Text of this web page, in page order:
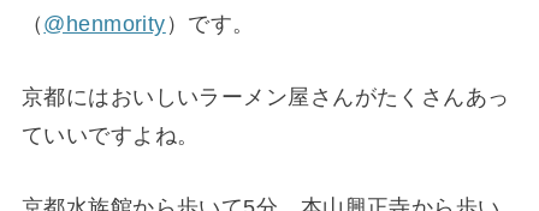
（ @henmority ）です。
京都にはおいしいラーメン屋さんがたくさんあっ
ていいですよね。